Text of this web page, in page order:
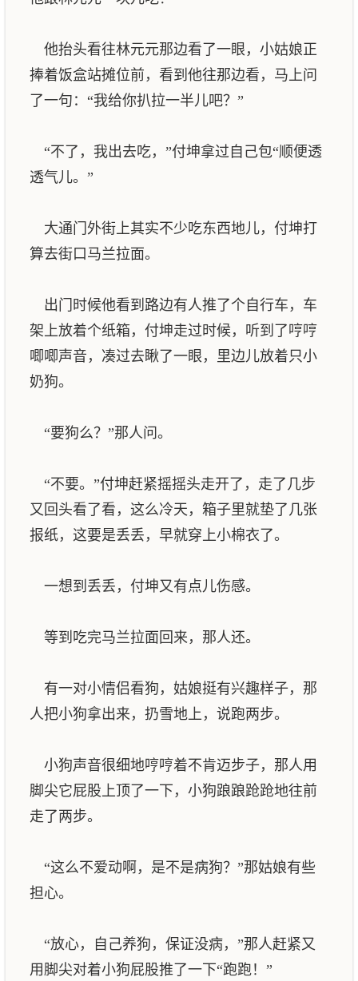
他抬头看往林元元那边看了一眼，小姑娘正
捧着饭盒站摊位前，看到他往那边看，马上问
了一句：“我给你扒拉一半儿吧？”
“不了，我出去吃，”付坤拿过自己包“顺便透
透气儿。”
大通门外街上其实不少吃东西地儿，付坤打
算去街口马兰拉面。
出门时候他看到路边有人推了个自行车，车
架上放着个纸箱，付坤走过时候，听到了哼哼
唧唧声音，凑过去瞅了一眼，里边儿放着只小
奶狗。
“要狗么？”那人问。
“不要。”付坤赶紧摇摇头走开了，走了几步
又回头看了看，这么冷天，箱子里就垫了几张
报纸，这要是丢丢，早就穿上小棉衣了。
一想到丢丢，付坤又有点儿伤感。
等到吃完马兰拉面回来，那人还。
有一对小情侣看狗，姑娘挺有兴趣样子，那
人把小狗拿出来，扔雪地上，说跑两步。
小狗声音很细地哼哼着不肯迈步子，那人用
脚尖它屁股上顶了一下，小狗踉踉跄跄地往前
走了两步。
“这么不爱动啊，是不是病狗？”那姑娘有些
担心。
“放心，自己养狗，保证没病，”那人赶紧又
用脚尖对着小狗屁股推了一下“跑跑！”